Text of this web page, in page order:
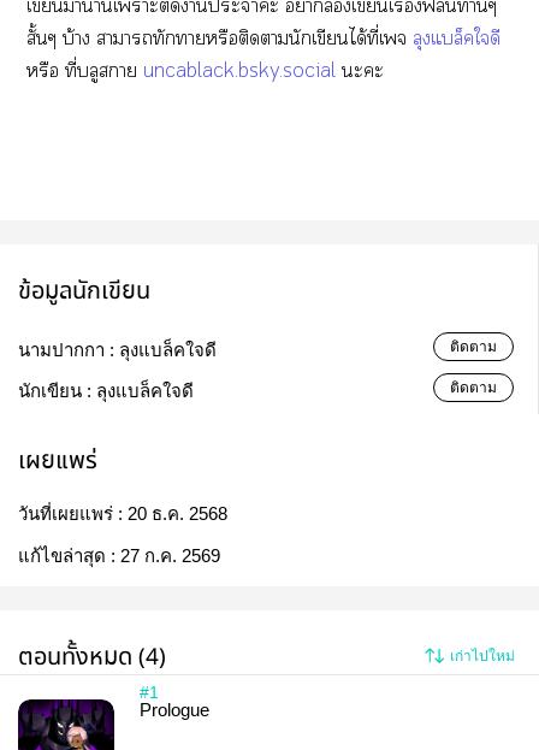
สั้นๆ บ้าง าาทักาหรือติดานักเขียนได้ที่เจ ลุงแล็คใดี
หรือ ที่บลูาย uncablack.bsky.social ะะ
ข้อมูลนักเขียน
นามปากกา : ลุงแบล็คใจดี ติดตาม
นักเขียน : ลุงแบล็คใจดี ติดตาม
เผยแพร่
วันที่เผยแพร่ : 20 ธ.ค. 2568
แก้ไขล่าสุด : 27 ก.ค. 2569
ตอนทั้งหมด (4) เก่าไปใหม่
#1
Prologue